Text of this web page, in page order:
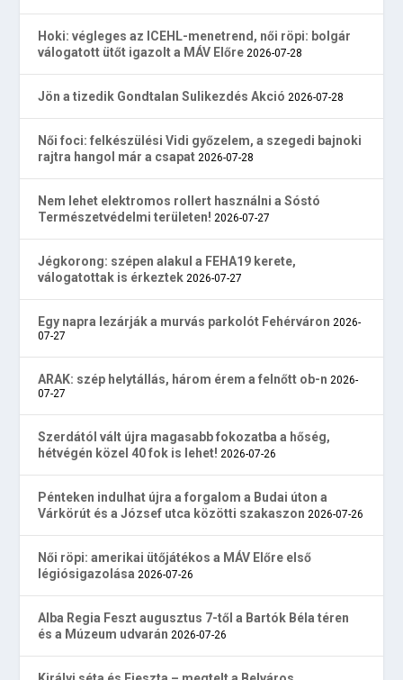
Hoki: végleges az ICEHL-menetrend, női röpi: bolgár
válogatott ütőt igazolt a MÁV Előre 2026-07-28
Jön a tizedik Gondtalan Sulikezdés Akció 2026-07-28
Női foci: felkészülési Vidi győzelem, a szegedi bajnoki
rajtra hangol már a csapat 2026-07-28
Nem lehet elektromos rollert használni a Sóstó
Természetvédelmi területen! 2026-07-27
Jégkorong: szépen alakul a FEHA19 kerete,
válogatottak is érkeztek 2026-07-27
Egy napra lezárják a murvás parkolót Fehérváron 2026-
07-27
ARAK: szép helytállás, három érem a felnőtt ob-n 2026-
07-27
Szerdától vált újra magasabb fokozatba a hőség,
hétvégén közel 40 fok is lehet! 2026-07-26
Pénteken indulhat újra a forgalom a Budai úton a
Várkörút és a József utca közötti szakaszon 2026-07-26
Női röpi: amerikai ütőjátékos a MÁV Előre első
légiósigazolása 2026-07-26
Alba Regia Feszt augusztus 7-től a Bartók Béla téren
és a Múzeum udvarán 2026-07-26